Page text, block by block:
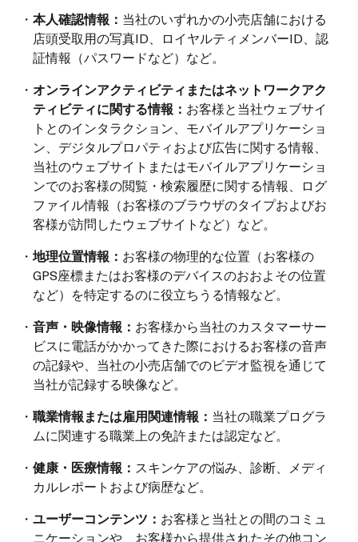
・ 本人確認情報： 当社のいずれかの小売店舗における
店頭受取用の写真ID、ロイヤルティメンバーID、認
証情報（パスワードなど）など。
・ オンラインアクティビティまたはネットワークアク
ティビティに関する情報： お客様と当社ウェブサイ
トとのインタラクション、モバイルアプリケーショ
ン、デジタルプロパティおよび広告に関する情報、
当社のウェブサイトまたはモバイルアプリケーショ
ンでのお客様の閲覧・検索履歴に関する情報、ログ
ファイル情報（お客様のブラウザのタイプおよびお
客様が訪問したウェブサイトなど）など。
・ 地理位置情報： お客様の物理的な位置（お客様の
GPS座標またはお客様のデバイスのおおよその位置
など）を特定するのに役立ちうる情報など。
・ 音声・映像情報： お客様から当社のカスタマーサー
ビスに電話がかかってきた際におけるお客様の音声
の記録や、当社の小売店舗でのビデオ監視を通じて
当社が記録する映像など。
・ 職業情報または雇用関連情報： 当社の職業プログラ
ムに関連する職業上の免許または認定など。
・ 健康・医療情報： スキンケアの悩み、診断、メディ
カルレポートおよび病歴など。
・ ユーザーコンテンツ： お客様と当社との間のコミュ
ニケーションや、お客様から提供されたその他コン